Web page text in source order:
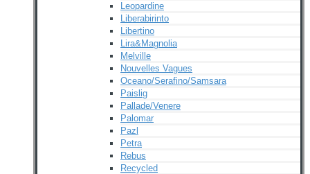
Leopardine
Liberabirinto
Libertino
Lira&Magnolia
Melville
Nouvelles Vagues
Oceano/Serafino/Samsara
Paislig
Pallade/Venere
Palomar
Pazl
Petra
Rebus
Recycled